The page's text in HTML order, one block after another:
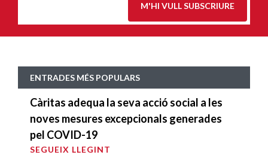
M'HI VULL SUBSCRIURE
ENTRADES MÉS POPULARS
Càritas adequa la seva acció social a les
noves mesures excepcionals generades
pel COVID-19
SEGUEIX LLEGINT